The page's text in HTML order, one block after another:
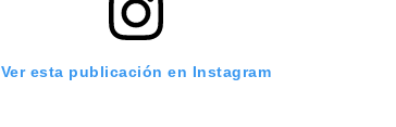
Ver esta publicación en Instagram